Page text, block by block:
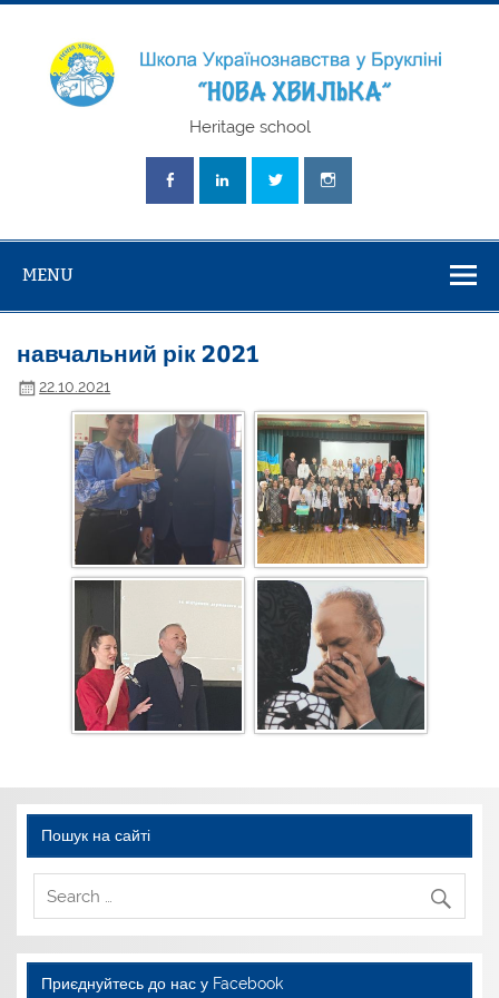
Skip
"Нова
Heritage school
MENU
навчальний рік 2021
22.10.2021
Пошук на сайті
Приєднуйтесь до нас у Facebook